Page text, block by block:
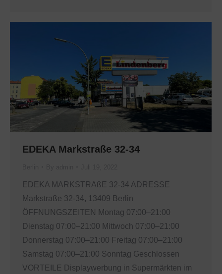
EDEKA Markstraße 32-34
EDEKA MARKSTRAßE 32-34 ADRESSE
Markstraße 32-34, 13409 Berlin
ÖFFNUNGSZEITEN Montag 07:00–21:00
Dienstag 07:00–21:00 Mittwoch 07:00–21:00
Donnerstag 07:00–21:00 Freitag 07:00–21:00
Samstag 07:00–21:00 Sonntag Geschlossen
VORTEILE Displaywerbung in Supermärkten im